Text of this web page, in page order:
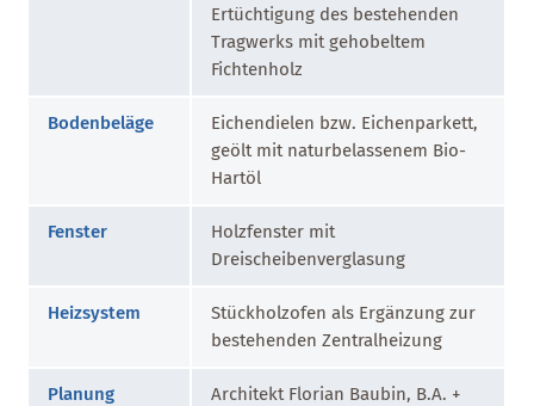
Ertüchtigung des bestehenden
Tragwerks mit gehobeltem
Fichtenholz
Bodenbeläge
Eichendielen bzw. Eichenparkett,
geölt mit naturbelassenem Bio-
Hartöl
Fenster
Holzfenster mit
Dreischeibenverglasung
Heizsystem
Stückholzofen als Ergänzung zur
bestehenden Zentralheizung
Planung
Architekt Florian Baubin, B.A. +